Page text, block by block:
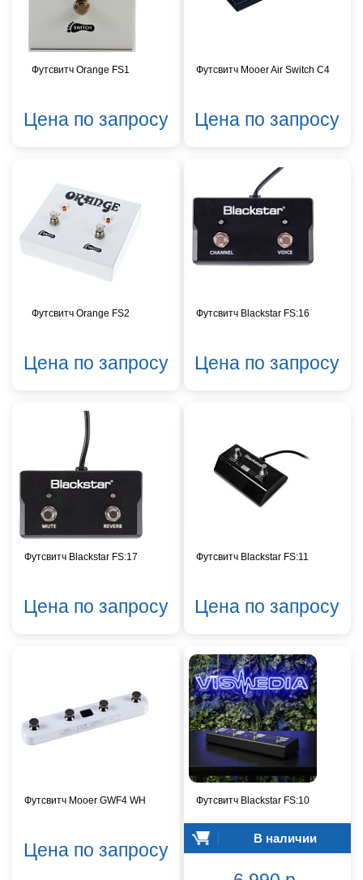
Футсвитч Orange FS1
Цена по запросу
Футсвитч Mooer Air Switch C4
Цена по запросу
Футсвитч Orange FS2
Цена по запросу
Футсвитч Blackstar FS:16
Цена по запросу
Футсвитч Blackstar FS:17
Цена по запросу
Футсвитч Blackstar FS:11
Цена по запросу
Футсвитч Mooer GWF4 WH
Цена по запросу
Футсвитч Blackstar FS:10
В наличии